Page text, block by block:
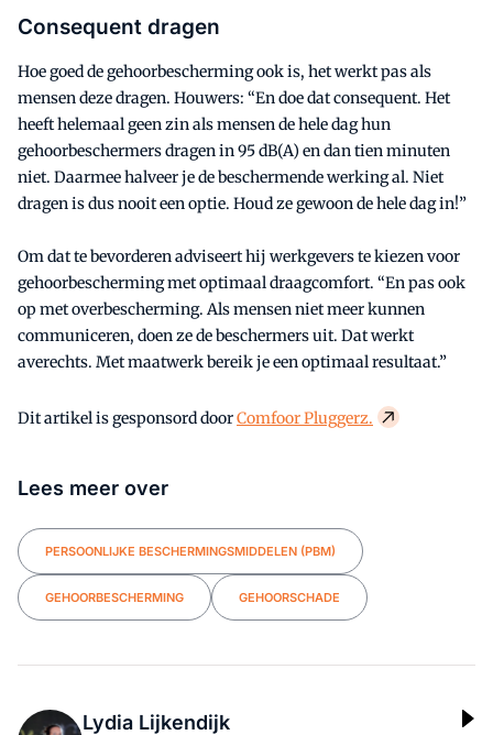
Consequent dragen
Hoe goed de gehoorbescherming ook is, het werkt pas als
mensen deze dragen. Houwers: “En doe dat consequent. Het
heeft helemaal geen zin als mensen de hele dag hun
gehoorbeschermers dragen in 95 dB(A) en dan tien minuten
niet. Daarmee halveer je de beschermende werking al. Niet
dragen is dus nooit een optie. Houd ze gewoon de hele dag in!”
Om dat te bevorderen adviseert hij werkgevers te kiezen voor
gehoorbescherming met optimaal draagcomfort. “En pas ook
op met overbescherming. Als mensen niet meer kunnen
communiceren, doen ze de beschermers uit. Dat werkt
averechts. Met maatwerk bereik je een optimaal resultaat.”
Dit artikel is gesponsord doorComfoor Pluggerz.
Lees meer over
PERSOONLIJKE BESCHERMINGSMIDDELEN (PBM)
GEHOORBESCHERMING GEHOORSCHADE
Lydia Lijkendijk